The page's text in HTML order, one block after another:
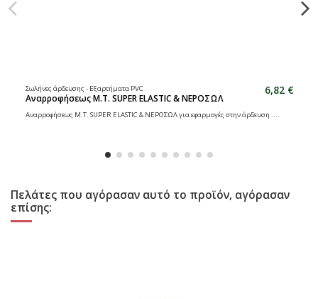
Σωλήνες άρδευσης - Εξαρτήματα PVC
Αναρροφήσεως Μ.Τ. SUPER ELASTIC & ΝΕΡΟΣΩΛ
6,82 €
Αναρροφήσεως Μ.Τ. SUPER ELASTIC & ΝΕΡΟΣΩΛ για εφαρμογές στην άρδευση ....
Πελάτες που αγόρασαν αυτό το προϊόν, αγόρασαν
επίσης: